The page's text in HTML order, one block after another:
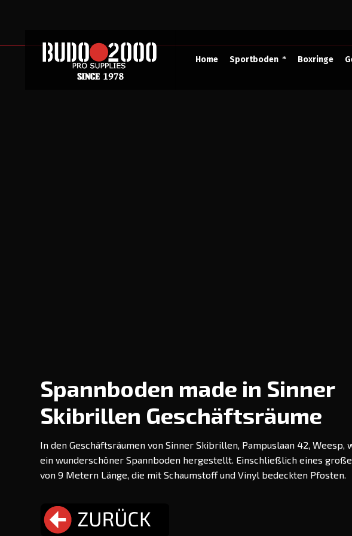
Home Sportboden Boxringe
Spannboden made in Sinner
Skibrillen Geschäftsräume
In den Geschäftsräumen von Sinner Skibrillen, Pampuslaan 42, Weesp,
ein wunderschöner Spannboden hergestellt. Einschließlich eines
von 9 Metern Länge, die mit Schaumstoff und Vinyl bedeckten Pfosten.